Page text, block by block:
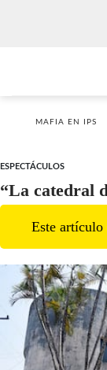
MAFIA EN IPS
ESPECTÁCULOS
“La catedral
Este artículo